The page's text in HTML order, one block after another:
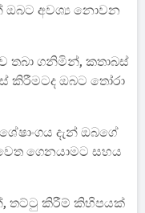
ඔබට අවශ්‍ය නොවන
තබා ගනිමින්, කතාබස්
කිරීමටද ඔබට තෝරා
දැන් ඔබගේ
වෙත ගෙනයාමට සහය
තට්ටු කිරීම් කිහිපයක්